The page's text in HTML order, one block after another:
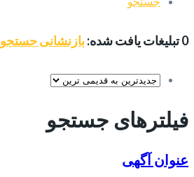
0 تبلیغات یافت شده: بازنشانی جستجو
فیلترهای جستجو
عنوان آگهی